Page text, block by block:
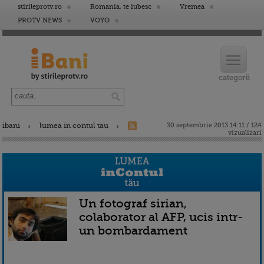
stirileprotv.ro Romania, te iubesc
Vremea
PROTV NEWS
VOYO
ibani lumea in contul tau
30 septembrie 2013 14:11 / 124
vizualizari
Un fotograf sirian,
colaborator al AFP, ucis intr-
un bombardament